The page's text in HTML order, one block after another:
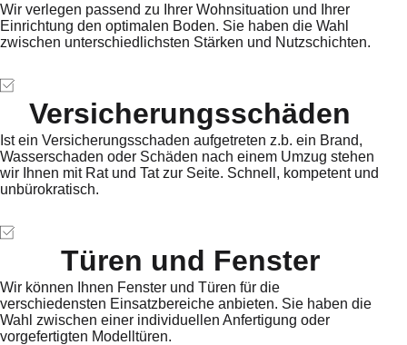
Wir verlegen passend zu Ihrer Wohnsituation und Ihrer
Einrichtung den optimalen Boden. Sie haben die Wahl
zwischen unterschiedlichsten Stärken und Nutzschichten.
Versicherungsschäden
Ist ein Versicherungsschaden aufgetreten z.b. ein Brand,
Wasserschaden oder Schäden nach einem Umzug stehen
wir Ihnen mit Rat und Tat zur Seite. Schnell, kompetent und
unbürokratisch.
Türen und Fenster
Wir können Ihnen Fenster und Türen für die
verschiedensten Einsatzbereiche anbieten. Sie haben die
Wahl zwischen einer individuellen Anfertigung oder
vorgefertigten Modelltüren.